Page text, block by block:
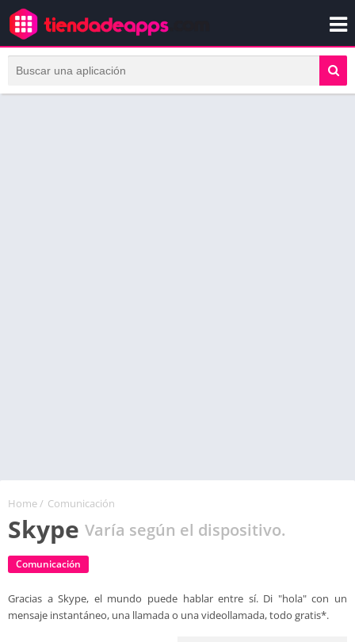
Home/ Comunicación
Skype Varía según el dispositivo.
Comunicación
Gracias a Skype, el mundo puede hablar entre sí. Di "hola" con un
mensaje instantáneo, una llamada o una videollamada, todo gratis*.